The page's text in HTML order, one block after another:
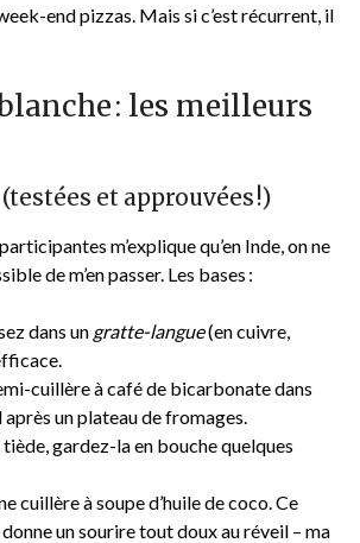
end pizzas. Mais si c’est récurrent, il
: les meilleurs
et approuvées !)
m’explique qu’en Inde, on ne
de m’en passer. Les bases :
dans un gratte-langue(en cuivre,
cuillère à café de bicarbonate dans
un plateau de fromages.
gardez-la en bouche quelques
cuillère à soupe d’huile de coco. Ce
un sourire tout doux au réveil – ma